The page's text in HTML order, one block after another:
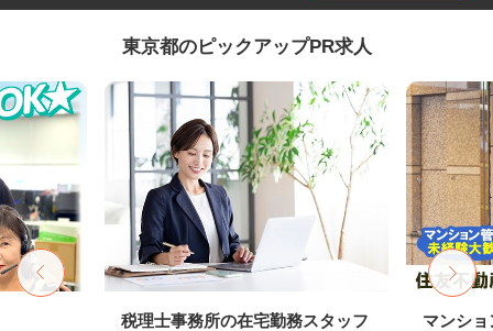
東京都のピックアップPR求人
税理士事務所の在宅勤務スタッフ マンシ